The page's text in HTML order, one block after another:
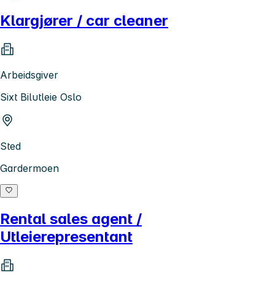
Klargjører / car cleaner
Arbeidsgiver
Sixt Bilutleie Oslo
Sted
Gardermoen
Rental sales agent /
Utleierepresentant